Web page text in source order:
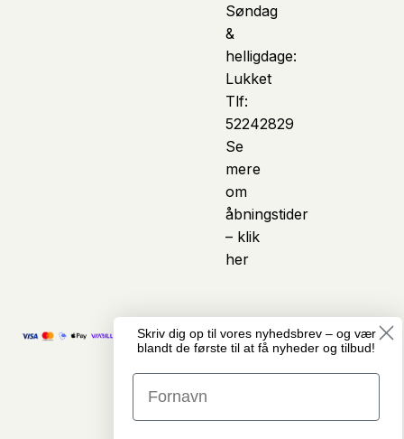
Søndag
&
helligdage:
Lukket
Tlf:
52242829
Se
mere
om
åbningstider
– klik
her
© Copyright
Cykelcenter
forbeholdes
GDPR &
Vi anvender kunstig
intelligens som et
kan blandt andet
Skriv dig op til vores nyhedsbrev – og vær
blandt de første til at få nyheder og tilbud!